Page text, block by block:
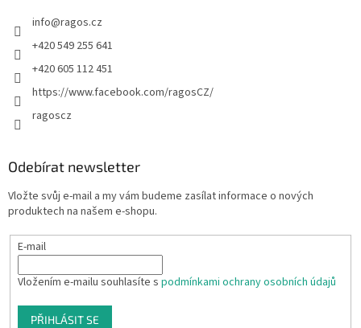
info@ragos.cz
+420 549 255 641
+420 605 112 451
https://www.facebook.com/ragosCZ/
ragoscz
Odebírat newsletter
Vložte svůj e-mail a my vám budeme zasílat informace o nových
produktech na našem e-shopu.
E-mail
Vložením e-mailu souhlasíte s podmínkami ochrany osobních údajů
PŘIHLÁSIT SE